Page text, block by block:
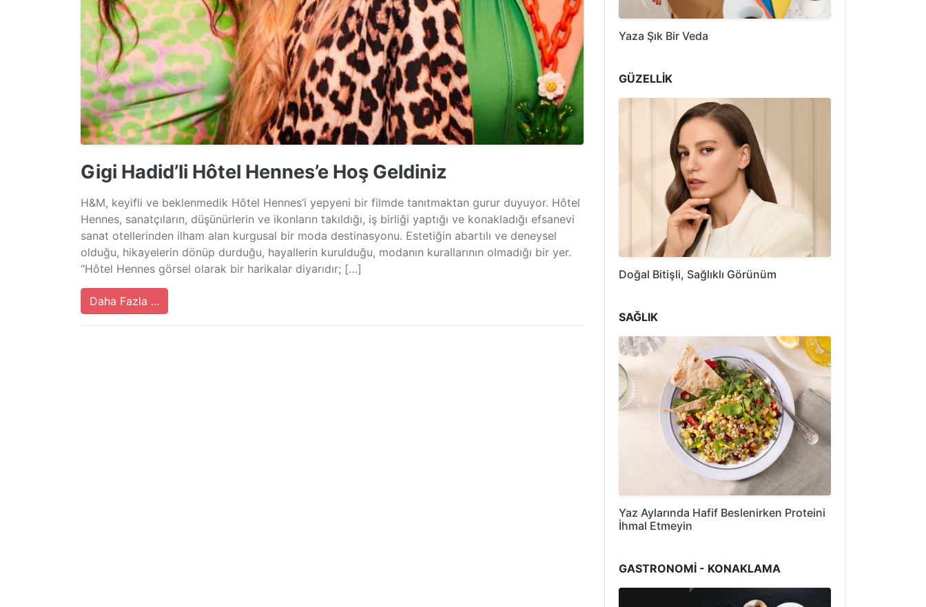
Gigi Hadid’li Hôtel Hennes’e Hoş Geldiniz
H&M, keyifli ve beklenmedik Hôtel Hennes’i yepyeni bir filmde tanıtmaktan gurur duyuyor. Hôtel
Hennes, sanatçıların, düşünürlerin ve ikonların takıldığı, iş birliği yaptığı ve konakladığı efsanevi
sanat otellerinden ilham alan kurgusal bir moda destinasyonu. Estetiğin abartılı ve deneysel
olduğu, hikayelerin dönüp durduğu, hayallerin kurulduğu, modanın kurallarının olmadığı bir yer.
“Hôtel Hennes görsel olarak bir harikalar diyarıdır; […]
Daha Fazla ...
Yaza Şık Bir Veda
GÜZELLİK
Doğal Bitişli, Sağlıklı Görünüm
SAĞLIK
Yaz Aylarında Hafif Beslenirken Proteini
İhmal Etmeyin
GASTRONOMİ - KONAKLAMA